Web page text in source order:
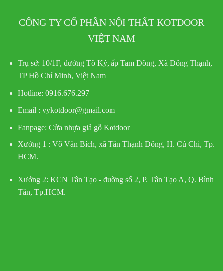
CÔNG TY CỔ PHẦN NỘI THẤT KOTDOOR
VIỆT NAM
Trụ sở: 10/1F, đường Tô Ký, ấp Tam Đông, Xã Đông Thạnh,
TP Hồ Chí Minh, Việt Nam
Hotline: 0916.676.297
Email : vykotdoor@gmail.com
Fanpage: Cửa nhựa giả gỗ Kotdoor
Xưởng 1 : Võ Văn Bích, xã Tân Thạnh Đông, H. Củ Chi, Tp.
HCM.
Xưởng 2: KCN Tân Tạo - đường số 2, P. Tân Tạo A, Q. Bình
Tân, Tp.HCM.